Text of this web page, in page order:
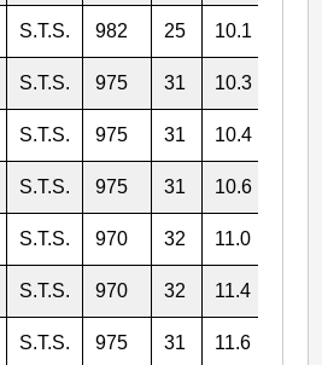
S.T.S. 982 25 10.1
S.T.S. 975 31 10.3
S.T.S. 975 31 10.4
S.T.S. 975 31 10.6
S.T.S. 970 32 11.0
S.T.S. 970 32 11.4
S.T.S. 975 31 11.6